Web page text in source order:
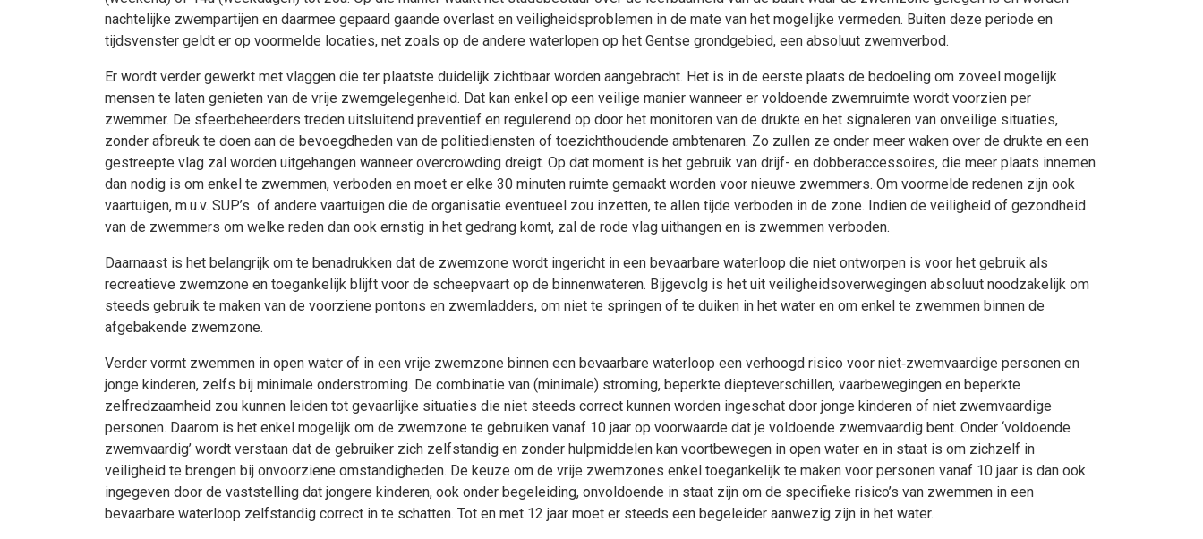
nachtelijke zwempartijen en daarmee gepaard gaande overlast en veiligheidsproblemen in de mate van het mogelijke vermeden. Buiten deze periode en
tijdsvenster geldt er op voormelde locaties, net zoals op de andere waterlopen op het Gentse grondgebied, een absoluut zwemverbod.
Er wordt verder gewerkt met vlaggen die ter plaatste duidelijk zichtbaar worden aangebracht. Het is in de eerste plaats de bedoeling om zoveel mogelijk
mensen te laten genieten van de vrije zwemgelegenheid. Dat kan enkel op een veilige manier wanneer er voldoende zwemruimte wordt voorzien per
zwemmer. De sfeerbeheerders treden uitsluitend preventief en regulerend op door het monitoren van de drukte en het signaleren van onveilige situaties,
zonder afbreuk te doen aan de bevoegdheden van de politiediensten of toezichthoudende ambtenaren. Zo zullen ze onder meer waken over de drukte en een
gestreepte vlag zal worden uitgehangen wanneer overcrowding dreigt. Op dat moment is het gebruik van drijf- en dobberaccessoires, die meer plaats innemen
dan nodig is om enkel te zwemmen, verboden en moet er elke 30 minuten ruimte gemaakt worden voor nieuwe zwemmers. Om voormelde redenen zijn ook
vaartuigen, m.u.v. SUP’s of andere vaartuigen die de organisatie eventueel zou inzetten, te allen tijde verboden in de zone. Indien de veiligheid of gezondheid
van de zwemmers om welke reden dan ook ernstig in het gedrang komt, zal de rode vlag uithangen en is zwemmen verboden.
Daarnaast is het belangrijk om te benadrukken dat de zwemzone wordt ingericht in een bevaarbare waterloop die niet ontworpen is voor het gebruik als
recreatieve zwemzone en toegankelijk blijft voor de scheepvaart op de binnenwateren. Bijgevolg is het uit veiligheidsoverwegingen absoluut noodzakelijk om
steeds gebruik te maken van de voorziene pontons en zwemladders, om niet te springen of te duiken in het water en om enkel te zwemmen binnen de
afgebakende zwemzone.
Verder vormt zwemmen in open water of in een vrije zwemzone binnen een bevaarbare waterloop een verhoogd risico voor niet‑zwemvaardige personen en
jonge kinderen, zelfs bij minimale onderstroming. De combinatie van (minimale) stroming, beperkte diepteverschillen, vaarbewegingen en beperkte
zelfredzaamheid zou kunnen leiden tot gevaarlijke situaties die niet steeds correct kunnen worden ingeschat door jonge kinderen of niet zwemvaardige
personen. Daarom is het enkel mogelijk om de zwemzone te gebruiken vanaf 10 jaar op voorwaarde dat je voldoende zwemvaardig bent. Onder ‘voldoende
zwemvaardig’ wordt verstaan dat de gebruiker zich zelfstandig en zonder hulpmiddelen kan voortbewegen in open water en in staat is om zichzelf in
veiligheid te brengen bij onvoorziene omstandigheden. De keuze om de vrije zwemzones enkel toegankelijk te maken voor personen vanaf 10 jaar is dan ook
ingegeven door de vaststelling dat jongere kinderen, ook onder begeleiding, onvoldoende in staat zijn om de specifieke risico’s van zwemmen in een
bevaarbare waterloop zelfstandig correct in te schatten. Tot en met 12 jaar moet er steeds een begeleider aanwezig zijn in het water.